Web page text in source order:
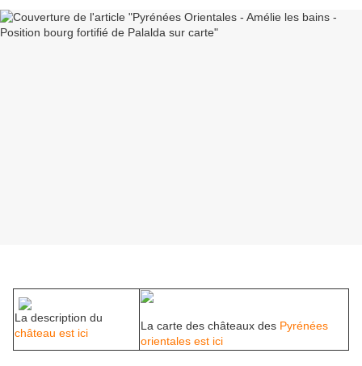
La description du
château est ici
La carte des châteaux des Pyrénées
orientales est ici